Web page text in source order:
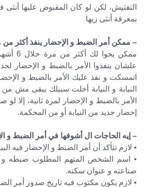
التفتيش، لكن لو كان المقبوض عليها أنثى
بمعرفة أنثى زيها
– ممكن أمر الضبط و الإحضار ينفذ أكثر من
ممكن يجوا
علشان ينفذوا الأمر بالضبط و الإحضار
اتمسكت و نفذ عليك الأمر بالضبط و
النيابة و النيابة أخلت سبيلك يبقى مش
الأمر بالضبط و الإحضار لمرة ثانية، إلا
إحضار جديد من النيابة أو من المحكمة.
– إيه الحاجات ال أشوفها في أمر الضبط و
• لازم تتأكد أن أمر الضبط و الإحضار فيه
• اسم الشخص المتهم المطلوب ضبطه و
صناعته و عنوان سكنه.
• لازم يكون مكتوب فيه تاريخ صدور أمر